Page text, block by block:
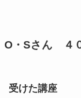
O・Sさん ４
受けた講座